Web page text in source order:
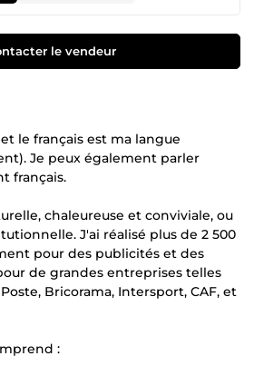
le vendeur
le français est ma langue
Je peux également parler
français.
chaleureuse et conviviale, ou
J'ai réalisé plus de 2 500
pour des publicités et des
de grandes entreprises telles
Bricorama, Intersport, CAF, et
: